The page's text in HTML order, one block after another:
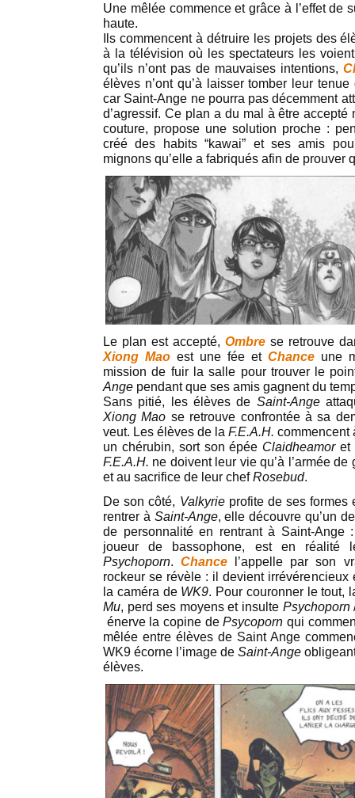
Une mêlée commence et grâce à l’effet de
haute.
Ils commencent à détruire les projets des
à la télévision où les spectateurs les
qu’ils n’ont pas de mauvaises intentions,
élèves n’ont qu’à laisser tomber leur
car Saint-Ange ne pourra pas décemment
d’agressif. Ce plan a du mal à être accepté
couture, propose une solution proche :
créé des habits “kawai” et ses amis
mignons qu’elle a fabriqués afin de prouver
Le plan est accepté, Ombre se retrouve
Xiong Mao est une fée et Chance une
mission de fuir la salle pour trouver le
Ange pendant que ses amis gagnent du
Sans pitié, les élèves de Saint-Ange
Xiong Mao se retrouve confrontée à sa
veut. Les élèves de la F.E.A.H. commencent
un chérubin, sort son épée Claidheamoret
F.E.A.H. ne doivent leur vie qu’à l’armée
et au sacrifice de leur chefRosebud.
De son côté, Valkyrieprofite de ses formes
rentrer à Saint-Ange, elle découvre qu’un
de personnalité en rentrant à Saint-Ange
joueur de bassophone, est en réalité
Psychoporn.Chance
l’appelle par son
rockeur se révèle : il devient
la caméra de WK9. Pour couronner le
Mu, perd ses moyens et insulte Psychoporn
énerve la copine dePsycoporn qui
mêlée entre élèves de Saint Ange
WK9 écorne l’image de Saint-Ange
élèves.